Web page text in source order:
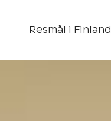
Resmål i Finland